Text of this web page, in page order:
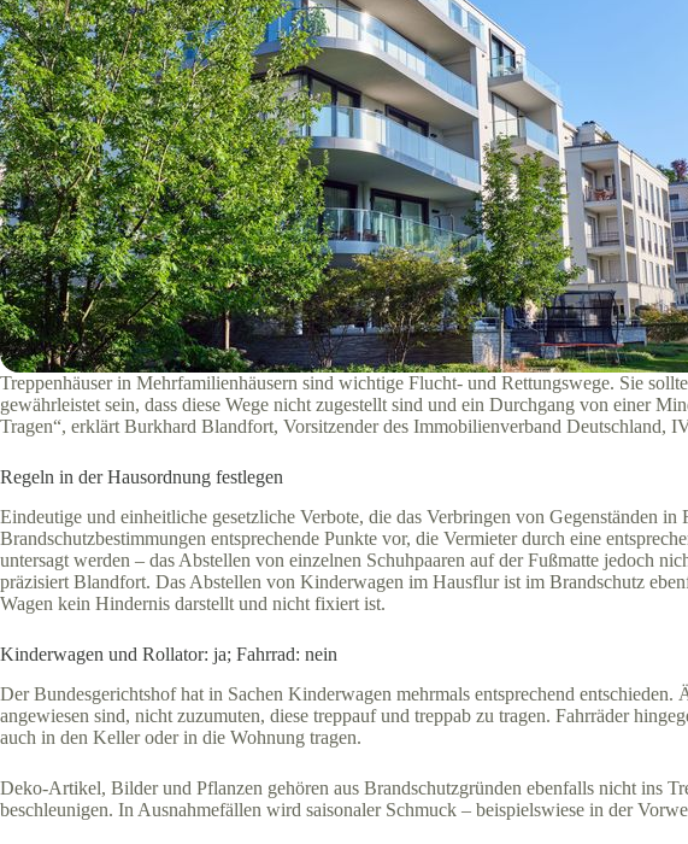
Treppenhäuser in Mehrfamilienhäusern sind wichtige Flucht- und Rettungswege. Sie
gewährleistet sein, dass diese Wege nicht zugestellt sind und ein Durchgang von einer
Tragen“, erklärt Burkhard Blandfort, Vorsitzender des Immobilienverband Deutschland,
Regeln in der Hausordnung festlegen
Eindeutige und einheitliche gesetzliche Verbote, die das Verbringen von Gegenständen
Brandschutzbestimmungen entsprechende Punkte vor, die Vermieter durch eine
untersagt werden – das Abstellen von einzelnen Schuhpaaren auf der Fußmatte jedoch
präzisiert Blandfort. Das Abstellen von Kinderwagen im Hausflur ist im Brandschutz
Wagen kein Hindernis darstellt und nicht fixiert ist.
Kinderwagen und Rollator: ja; Fahrrad: nein
Der Bundesgerichtshof hat in Sachen Kinderwagen mehrmals entsprechend
angewiesen sind, nicht zuzumuten, diese treppauf und treppab zu tragen. Fahrräder
auch in den Keller oder in die Wohnung tragen.
Deko-Artikel, Bilder und Pflanzen gehören aus Brandschutzgründen ebenfalls nicht ins
beschleunigen. In Ausnahmefällen wird saisonaler Schmuck – beispielswiese in der